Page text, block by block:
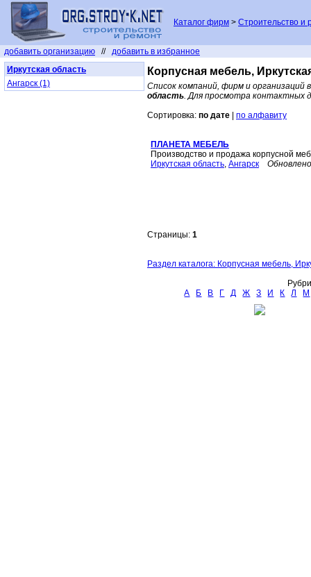
Каталог фирм > Строительство и
добавить организацию // добавить в избранное
Иркутская область
Ангарск (1)
Корпусная мебель,
Список компаний, фирм и организаций
область. Для просмотра контактных
Сортировка: по дате по алфавиту
ПЛАНЕТА МЕБЕЛЬ
Производство и продажа корпусной
Иркутская область, Ангарск
Страницы: 1
Раздел каталога: Корпусная мебель,
А
Б В Г Д Ж З И К Л М